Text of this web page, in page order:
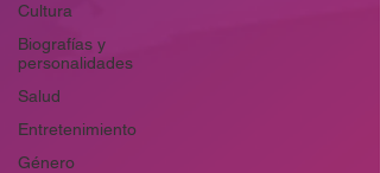
Cultura
Biografías y
personalidades
Salud
Entretenimiento
Género